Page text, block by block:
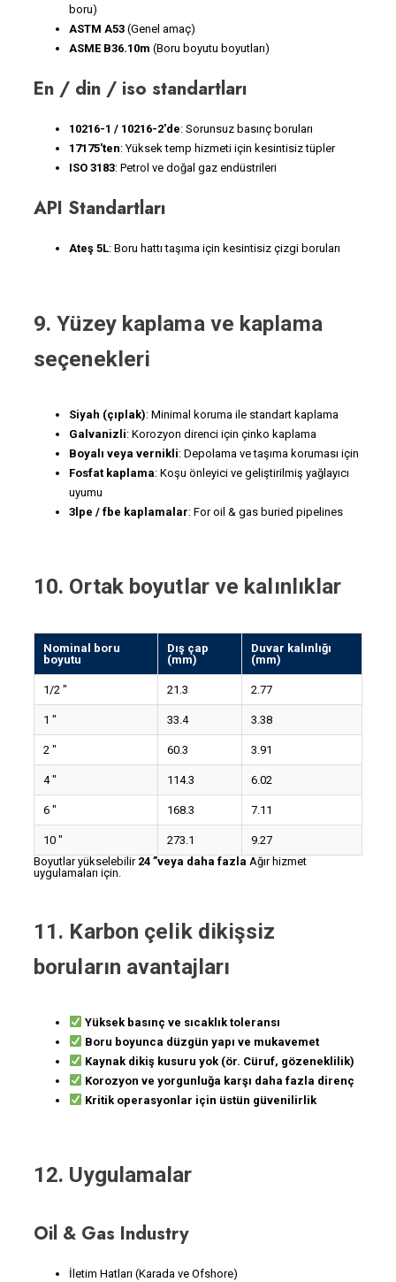
boru)
ASTM A53 (Genel amaç)
ASME B36.10m (Boru boyutu boyutları)
En / din / iso standartları
10216-1 / 10216-2'de: Sorunsuz basınç boruları
17175'ten: Yüksek temp hizmeti için kesintisiz tüpler
ISO 3183: Petrol ve doğal gaz endüstrileri
API Standartları
Ateş 5L: Boru hattı taşıma için kesintisiz çizgi boruları
9. Yüzey kaplama ve kaplama
seçenekleri
Siyah (çıplak): Minimal koruma ile standart kaplama
Galvanizli: Korozyon direnci için çinko kaplama
Boyalı veya vernikli: Depolama ve taşıma koruması için
Fosfat kaplama: Koşu önleyici ve geliştirilmiş yağlayıcı
uyumu
3lpe / fbe kaplamalar: For oil & gas buried pipelines
10. Ortak boyutlar ve kalınlıklar
Nominal boru
boyutu
Dış çap
(mm)
Duvar kalınlığı
(mm)
1/2 ″ 21.3 2.77
1 ″ 33.4 3.38
2 ″ 60.3 3.91
4 ″ 114.3 6.02
6 ″ 168.3 7.11
10 ″ 273.1
9.27
Boyutlar yükselebilir 24 ”veya daha fazla Ağır hizmet
uygulamaları için.
11. Karbon çelik dikişsiz
boruların avantajları
Yüksek basınç ve sıcaklık toleransı
Boru boyunca düzgün yapı ve mukavemet
Kaynak dikiş kusuru yok (ör. Cüruf, gözeneklilik)
Korozyon ve yorgunluğa karşı daha fazla direnç
Kritik operasyonlar için üstün güvenilirlik
12. Uygulamalar
Oil & Gas Industry
İletim Hatları (Karada ve Ofshore)